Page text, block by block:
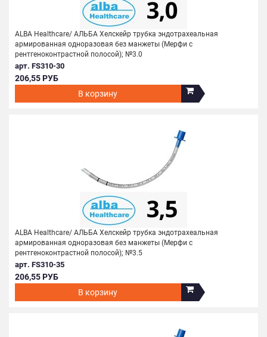
ALBA Healthcare/ АЛЬБА Хелскейр трубка эндотрахеальная
армированная одноразовая без манжеты (Мерфи с
рентгеноконтрастной полосой); №3.0
арт. FS310-30
206,55 РУБ
В корзину
ALBA Healthcare/ АЛЬБА Хелскейр трубка эндотрахеальная
армированная одноразовая без манжеты (Мерфи с
рентгеноконтрастной полосой); №3.5
арт. FS310-35
206,55 РУБ
В корзину